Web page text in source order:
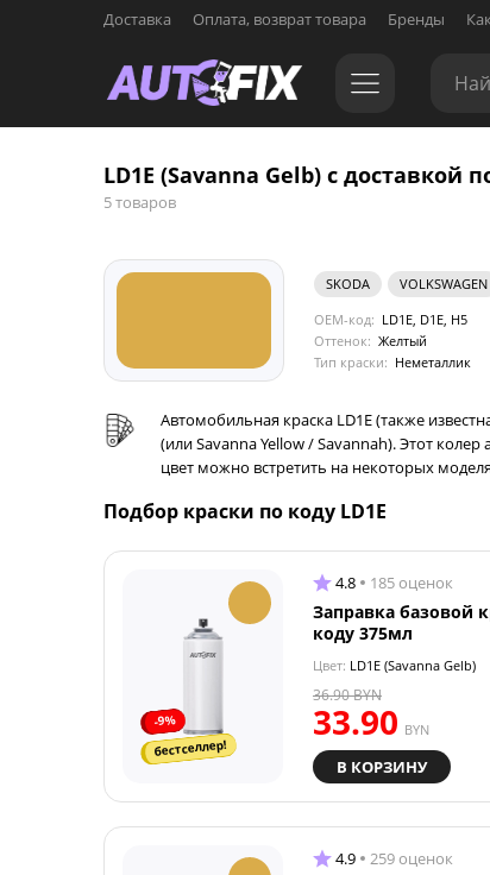
Доставка Оплата, возврат товара Бренды
LD1E (Savanna Gelb) с доставкой
5 товаров
SKODA
VOLKSWAGEN
OEM-код: LD1E, D1E, H5
Оттенок: Желтый
Тип краски: Неметаллик
Автомобильная краска LD1E (также
(или Savanna Yellow / Savannah). Этот
цвет можно встретить на некоторых
Подбор краски по коду LD1E
-9%
бестселлер!
4.8 185 оценок
Заправка базовой
коду 375мл
Цвет: LD1E (Savanna Gelb)
33.90 BYN
36.90BYN
В КОРЗИНУ
4.9 259 оценок